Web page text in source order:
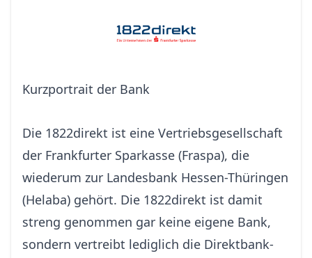
Kurzportrait der Bank
Die 1822direkt ist eine Vertriebsgesellschaft
der Frankfurter Sparkasse (Fraspa), die
wiederum zur Landesbank Hessen-Thüringen
(Helaba) gehört. Die 1822direkt ist damit
streng genommen gar keine eigene Bank,
sondern vertreibt lediglich die Direktbank-